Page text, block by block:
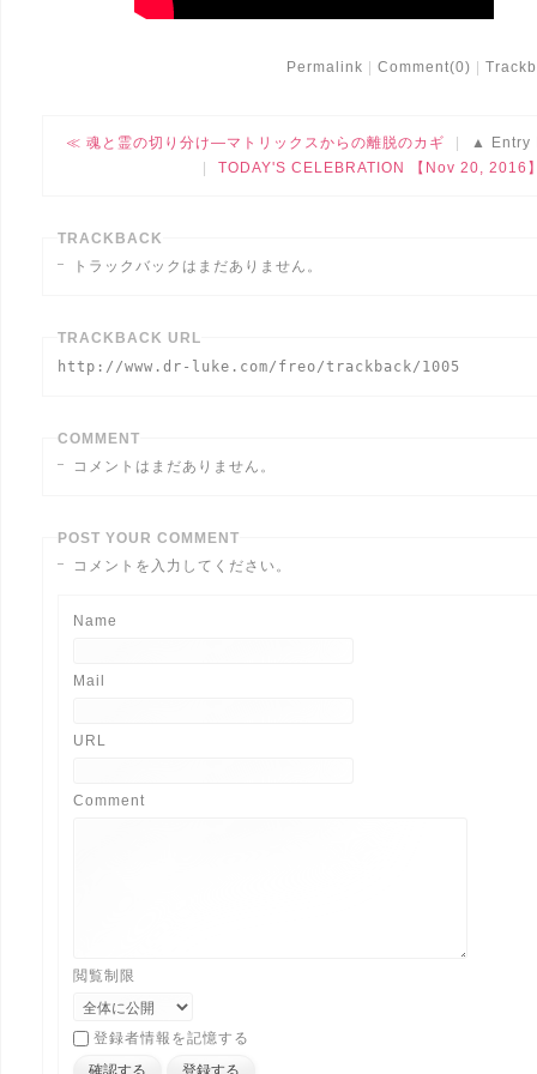
Permalink Comment(0)
魂と霊の切り分け―マトリックスからの離脱のカギ
Entry
TODAY'S CELEBRATION 【Nov 20, 2016
TRACKBACK
トラックバックはまだありません。
TRACKBACK URL
http://www.dr-luke.com/freo/trackback/1005
COMMENT
コメントはまだありません。
POST YOUR COMMENT
コメントを入力してください。
Name
Mail
URL
Comment
閲覧制限
登録者情報を記憶する